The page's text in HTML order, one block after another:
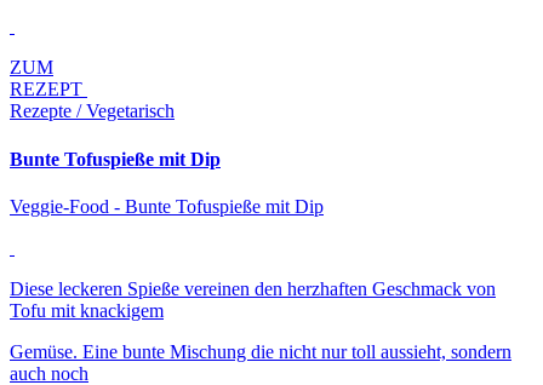
ZUM
REZEPT
Rezepte / Vegetarisch
Bunte Tofuspieße mit Dip
Veggie-Food - Bunte Tofuspieße mit Dip
Diese leckeren Spieße vereinen den herzhaften Geschmack von
Tofu mit knackigem
Gemüse. Eine bunte Mischung die nicht nur toll aussieht, sondern
auch noch